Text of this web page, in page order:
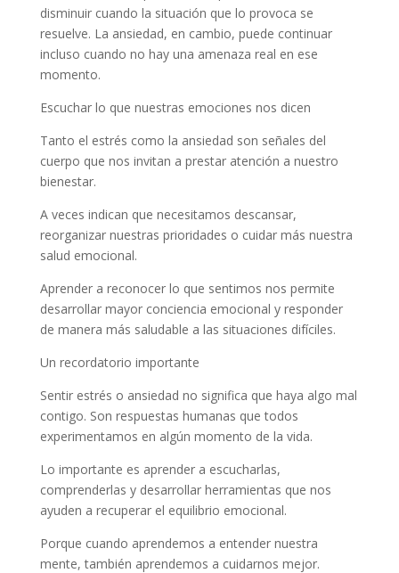
disminuir cuando la situación que lo provoca se
resuelve. La ansiedad, en cambio, puede continuar
incluso cuando no hay una amenaza real en ese
momento.
Escuchar lo que nuestras emociones nos dicen
Tanto el estrés como la ansiedad son señales del
cuerpo que nos invitan a prestar atención a nuestro
bienestar.
A veces indican que necesitamos descansar,
reorganizar nuestras prioridades o cuidar más nuestra
salud emocional.
Aprender a reconocer lo que sentimos nos permite
desarrollar mayor conciencia emocional y responder
de manera más saludable a las situaciones difíciles.
Un recordatorio importante
Sentir estrés o ansiedad no significa que haya algo mal
contigo. Son respuestas humanas que todos
experimentamos en algún momento de la vida.
Lo importante es aprender a escucharlas,
comprenderlas y desarrollar herramientas que nos
ayuden a recuperar el equilibrio emocional.
Porque cuando aprendemos a entender nuestra
mente, también aprendemos a cuidarnos mejor.